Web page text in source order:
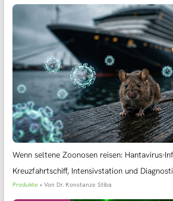
Wenn seltene Zoonosen reisen: Hantavirus-
Kreuzfahrtschiff, Intensivstation und
Produkte • Von Dr. Konstanze Stiba